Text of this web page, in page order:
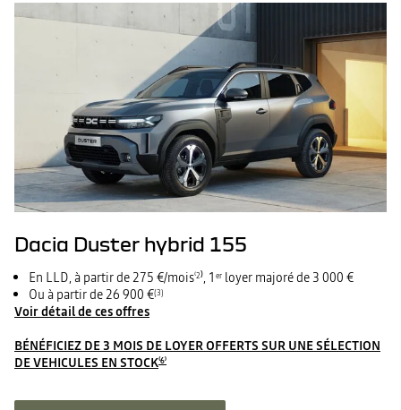
Dacia Duster hybrid 155
En LLD, à partir de 275 €/mois⁽2⁾, 1 er loyer majoré de 3 000 €
Ou à partir de 26 900 €(3)
Voir détail de ces offres
BÉNÉFICIEZ DE 3 MOIS DE LOYER OFFERTS SUR UNE SÉLECTION
DE VEHICULES EN STOCK⁽6⁾